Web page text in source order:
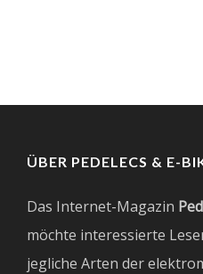
ÜBER PEDELECS & E-
Das Internet-Magazin
möchte interessierte
jegliche Arten der